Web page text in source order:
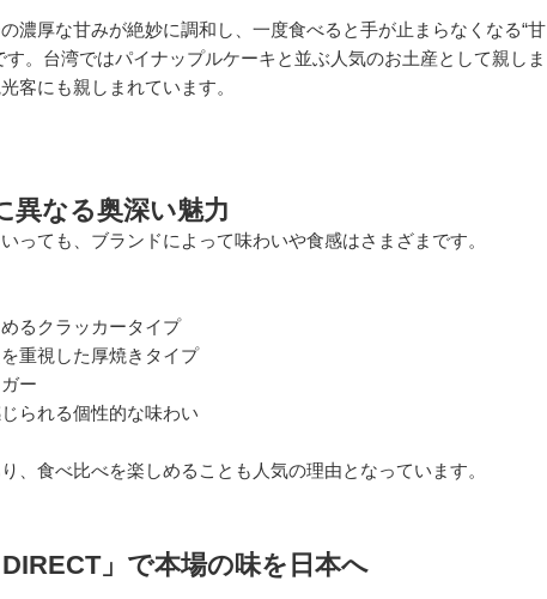
濃厚な甘みが絶妙に調和し、一度食べると手が止まらなくなる“甘
す。台湾ではパイナップルケーキと並ぶ人気のお土産として親しま
客にも親しまれています。
異なる奥深い魅力
っても、ブランドによって味わいや食感はさまざまです。
るクラッカータイプ
重視した厚焼きタイプ
ー
られる個性的な味わい
、食べ比べを楽しめることも人気の理由となっています。
」で本場の味を日本へ